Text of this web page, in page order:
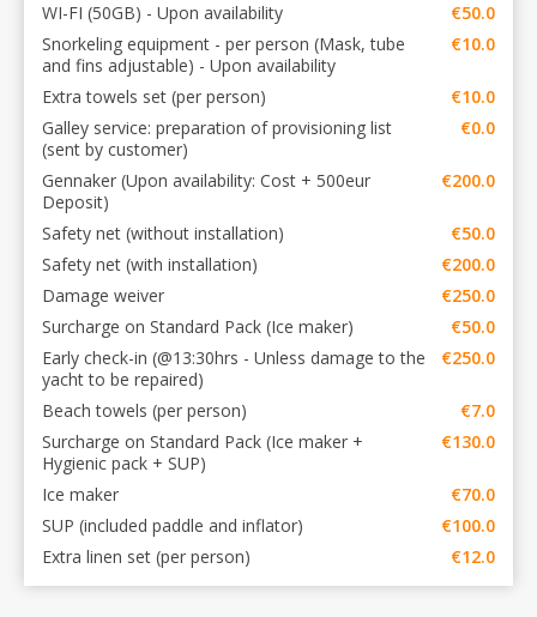
WI-FI (50GB) - Upon availability
€50.0
Snorkeling equipment - per person (Mask, tube
and fins adjustable) - Upon availability
€10.0
Extra towels set (per person)
€10.0
Galley service: preparation of provisioning list
(sent by customer)
€0.0
Gennaker (Upon availability: Cost + 500eur
Deposit)
€200.0
Safety net (without installation)
€50.0
Safety net (with installation)
€200.0
Damage weiver
€250.0
Surcharge on Standard Pack (Ice maker)
€50.0
Early check-in (@13:30hrs - Unless damage to the
yacht to be repaired)
€250.0
Beach towels (per person)
€7.0
Surcharge on Standard Pack (Ice maker +
Hygienic pack + SUP)
€130.0
Ice maker
€70.0
SUP (included paddle and inflator)
€100.0
Extra linen set (per person)
€12.0